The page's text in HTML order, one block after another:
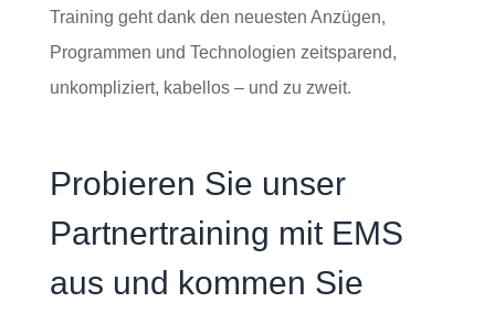
Training geht dank den neuesten Anzügen,
Programmen und Technologien zeitsparend,
unkompliziert, kabellos – und zu zweit.
Probieren Sie unser
Partnertraining mit EMS
aus und kommen Sie